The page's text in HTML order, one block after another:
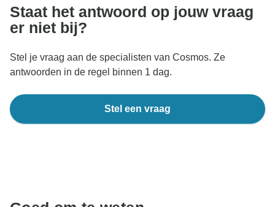
Staat het antwoord op jouw vraag
er niet bij?
Stel je vraag aan de specialisten van Cosmos. Ze
antwoorden in de regel binnen 1 dag.
Stel een vraag